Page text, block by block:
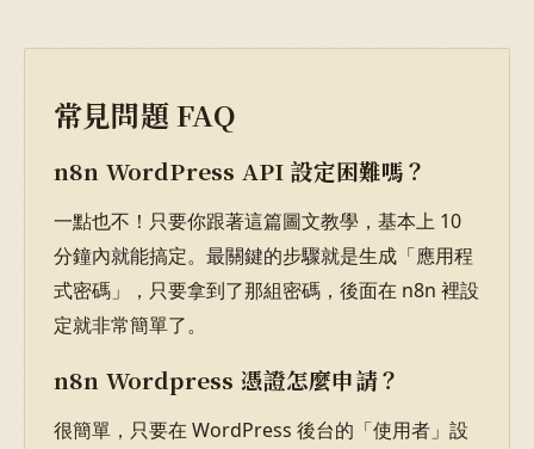
常見問題 FAQ
n8n WordPress API 設定困難嗎？
一點也不！只要你跟著這篇圖文教學，基本上 10
分鐘內就能搞定。最關鍵的步驟就是生成「應用程
式密碼」，只要拿到了那組密碼，後面在 n8n 裡設
定就非常簡單了。
n8n Wordpress 憑證怎麼申請？
很簡單，只要在 WordPress 後台的「使用者」設